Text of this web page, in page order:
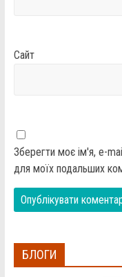
Сайт
Зберегти моє ім'я, e-
для моїх подальших
БЛОГИ